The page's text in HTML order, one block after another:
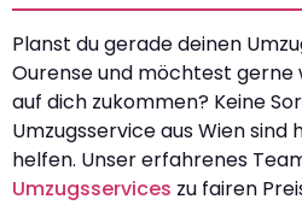
Planst du gerade deinen
Ourense und möchtest gerne
auf dich zukommen? Keine
Umzugsservice aus Wien sind
helfen. Unser erfahrenes
Umzugsservices zu fairen